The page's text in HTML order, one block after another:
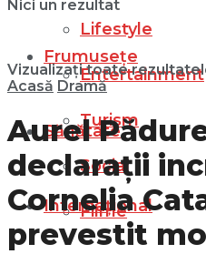
Lifestyle
Entertainment
Turism
Social
Filme
Frumusețe
Sănătate
Internațional
Nici un rezultat
Vizualizați toate
Acasă Dramă
Aurel
declarații
Cornelia
prevestit